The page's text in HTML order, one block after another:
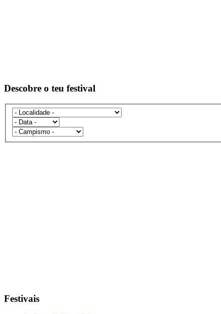
Descobre o teu festival
Festivais